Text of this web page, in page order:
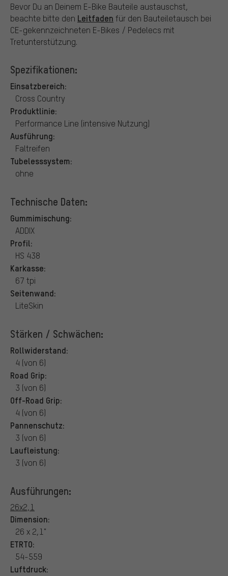
Bevor Du an Deinem E-Bike Bauteile austauschst,
beachte bitte den Leitfaden für den Bauteiletausch bei
CE-gekennzeichneten E-Bikes / Pedelecs mit
Tretunterstützung.
Spezifikationen:
Einsatzbereich:
Cross Country
Produktlinie:
Performance Line (intensive Nutzung)
Ausführung:
Faltreifen
Tubelesssystem:
ohne
Technische Daten:
Gummimischung:
ADDIX
Profil:
HS 438
Karkasse:
67 tpi
Seitenwand:
LiteSkin
Stärken / Schwächen:
Rollwiderstand:
4 (von 6)
Road Grip:
3 (von 6)
Off-Road Grip:
4 (von 6)
Pannenschutz:
3 (von 6)
Laufleistung:
3 (von 6)
Ausführungen:
26x2,1
Dimension:
26 x 2,1"
ETRTO:
54-559
Luftdruck: